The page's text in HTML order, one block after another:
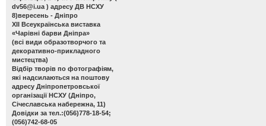
dv56@i.ua ) адресу ДВ НСХУ
8)вересень - Дніпро
ХІІ Всеукраїнська виставка
«Чарівні барви Дніпра»
(всі види образотворчого та
декоративно-прикладного
мистецтва)
Відбір творів по фотографіям,
які надсилаються на поштову
адресу Дніпропетровської
організації НСХУ (Дніпро,
Січеславська набережна, 11)
Довідки за тел.:(056)778-18-54;
(056)742-68-05